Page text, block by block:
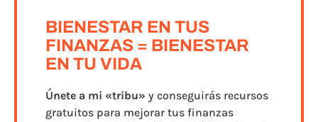
BIENESTAR EN TUS
FINANZAS = BIENESTAR
EN TU VIDA
Únete a mi «tribu» y conseguirás recursos
gratuitos para mejorar tus finanzas